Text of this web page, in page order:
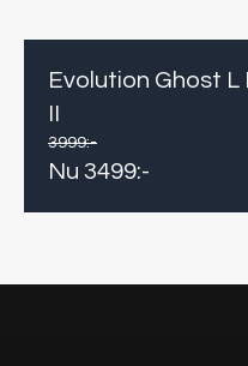
Evolution Ghost
3999:-
Nu 3499:-